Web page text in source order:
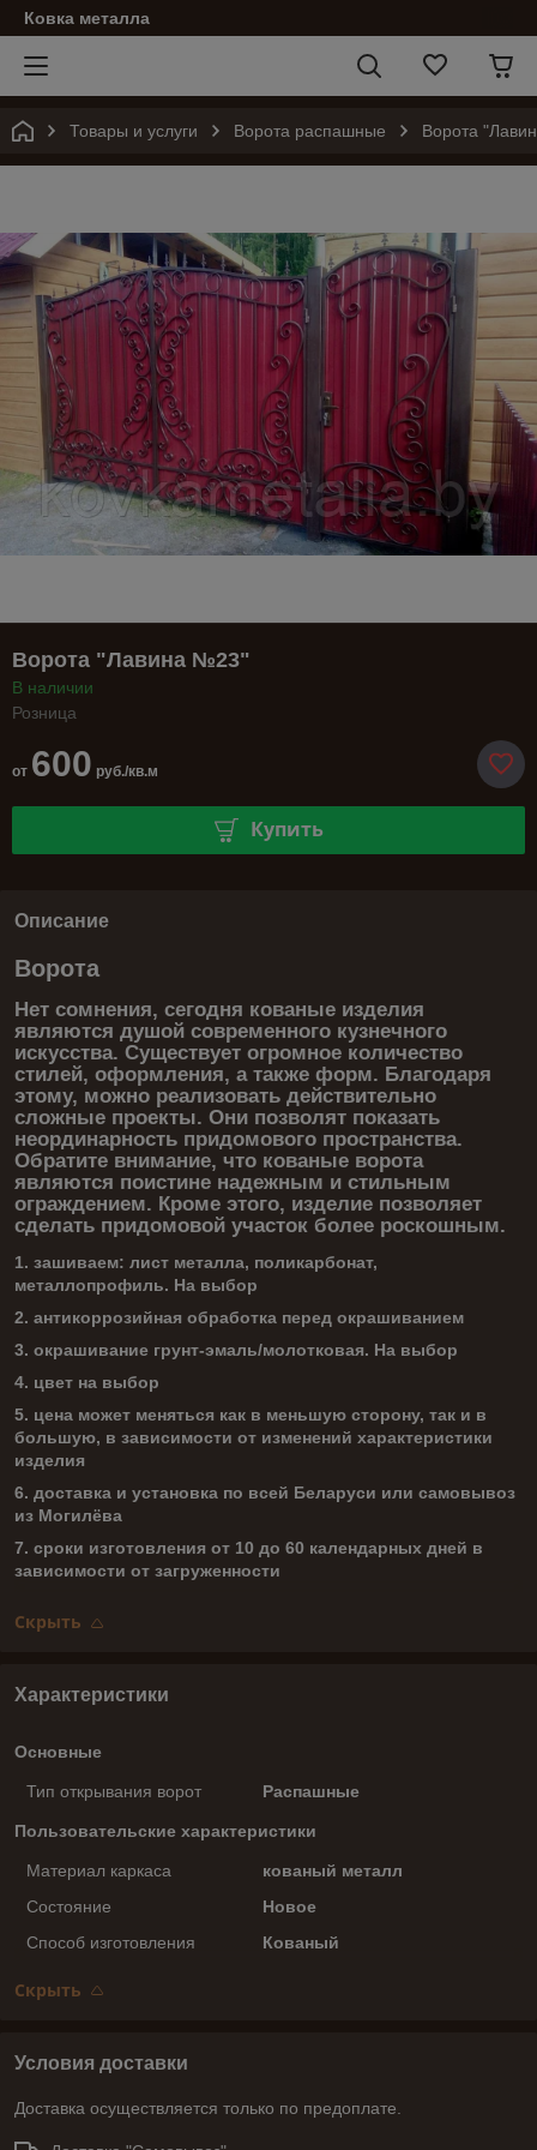
Ковка металла
Товары и услуги Ворота распашные Ворота
Ворота "Лавина №23"
В наличии
Розница
от 600 руб./кв.м
Купить
Описание
Ворота
Нет сомнения, сегодня кованые изделия
являются душой современного кузнечного
искусства. Существует огромное количество
стилей, оформления, а также форм. Благодаря
этому, можно реализовать действительно
сложные проекты. Они позволят показать
неординарность придомового пространства.
Обратите внимание, что кованые ворота
являются поистине надежным и стильным
ограждением. Кроме этого, изделие позволяет
сделать придомовой участок более роскошным.
1. зашиваем: лист металла, поликарбонат,
металлопрофиль. На выбор
2. антикоррозийная обработка перед окрашиванием
3. окрашивание грунт-эмаль/молотковая. На выбор
4. цвет на выбор
5. цена может меняться как в меньшую сторону, так и в
большую, в зависимости от изменений характеристики
изделия
6. доставка и установка по всей Беларуси или самовывоз
из Могилёва
7. сроки изготовления от 10 до 60 календарных дней в
зависимости от загруженности
Скрыть
Характеристики
Основные
Тип открывания ворот Распашные
Пользовательские характеристики
Материал каркаса
кованый металл
Состояние
Новое
Способ изготовления
Кованый
Скрыть
Условия доставки
Доставка осуществляется только по предоплате.